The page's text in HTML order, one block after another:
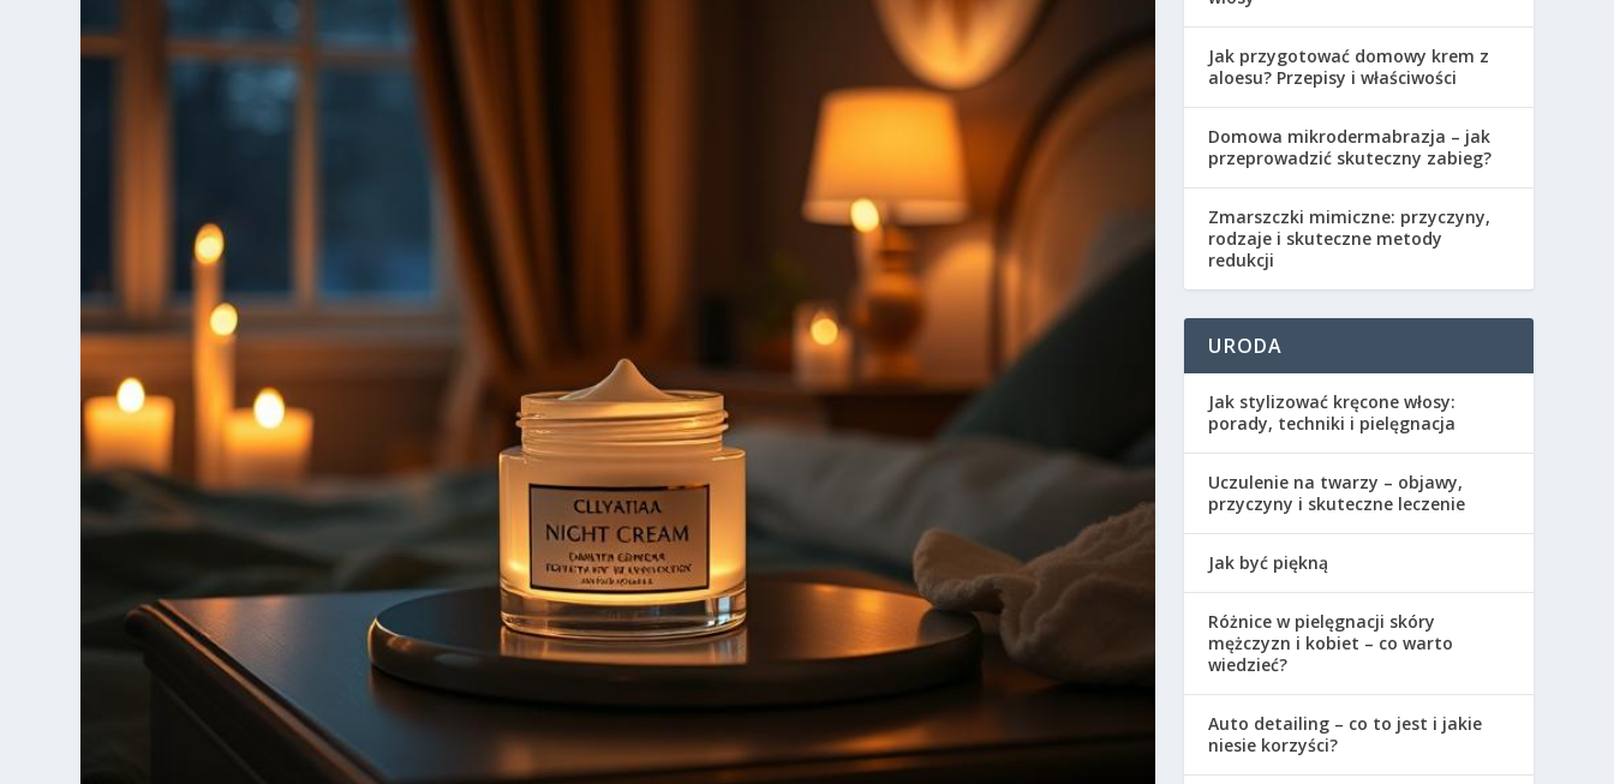
Jak przygotować domowy krem z
aloesu? Przepisy i właściwości
Domowa mikrodermabrazja – jak
przeprowadzić skuteczny zabieg?
Zmarszczki mimiczne: przyczyny,
rodzaje i skuteczne metody
redukcji
URODA
Jak stylizować kręcone włosy:
porady, techniki i pielęgnacja
Uczulenie na twarzy – objawy,
przyczyny i skuteczne leczenie
Jak być piękną
Różnice w pielęgnacji skóry
mężczyzn i kobiet – co warto
wiedzieć?
Auto detailing – co to jest i jakie
niesie korzyści?